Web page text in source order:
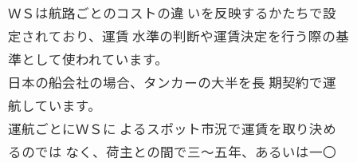
ＷＳは航路ごとのコストの違 いを反映するかたちで設
定されており、運賃 水準の判断や運賃決定を行う際の基
準として使われています。
日本の船会社の場合、タンカーの大半を長 期契約で運
航しています。
運航ごとにＷＳに よるスポット市況で運賃を取り決め
るのでは なく、荷主との間で三〜五年、あるいは一〇